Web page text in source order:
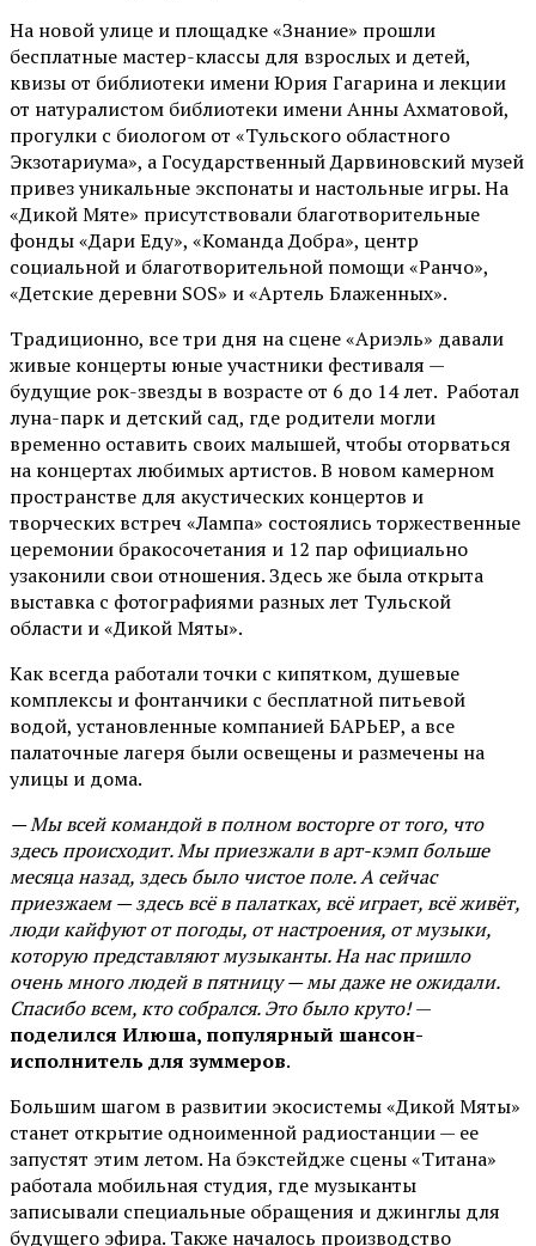
На новой улице и площадке «Знание» прошли
бесплатные мастер-классы для взрослых и детей,
квизы от библиотеки имени Юрия Гагарина и лекции
от натуралистом библиотеки имени Анны Ахматовой,
прогулки с биологом от «Тульского областного
Экзотариума», а Государственный Дарвиновский музей
привез уникальные экспонаты и настольные игры. На
«Дикой Мяте» присутствовали благотворительные
фонды «Дари Еду», «Команда Добра», центр
социальной и благотворительной помощи «Ранчо»,
«Детские деревни SOS» и «Артель Блаженных».
Традиционно, все три дня на сцене«Ариэль» давали
живые концерты юные участники фестиваля —
будущие рок-звезды в возрасте от 6 до 14 лет. Работал
луна-парк и детский сад, где родители могли
временно оставить своих малышей, чтобы оторваться
на концертах любимых артистов. В новом камерном
пространстве для акустических концертов и
творческих встреч «Лампа» состоялись торжественные
церемонии бракосочетания и 12 пар официально
узаконили свои отношения. Здесь же была открыта
выставка с фотографиями разных лет Тульской
области и «Дикой Мяты».
Как всегда работали точки с кипятком, душевые
комплексы и фонтанчики с бесплатной питьевой
водой, установленные компанией БАРЬЕР, а все
палаточные лагеря были освещены и размечены на
улицы и дома.
— Мы всей командой в полном восторге от того, что
здесь происходит. Мы приезжали в арт-кэмп больше
месяца назад, здесь было чистое поле. А сейчас
приезжаем — здесь всё в палатках, всё играет, всё живёт,
люди кайфуют от погоды, от настроения, от музыки,
которую представляют музыканты. На нас пришло
очень много людей в пятницу — мы даже не ожидали.
Спасибо всем, кто собрался. Это было круто!—
поделился Илюша, популярный шансон-
исполнитель для зуммеров.
Большим шагом в развитии экосистемы «Дикой Мяты»
станет открытие одноименной радиостанции — ее
запустят этим летом. На бэкстейдже сцены «Титана»
работала мобильная студия, где музыканты
записывали специальные обращения и джинглы для
будущего эфира. Также началось производство